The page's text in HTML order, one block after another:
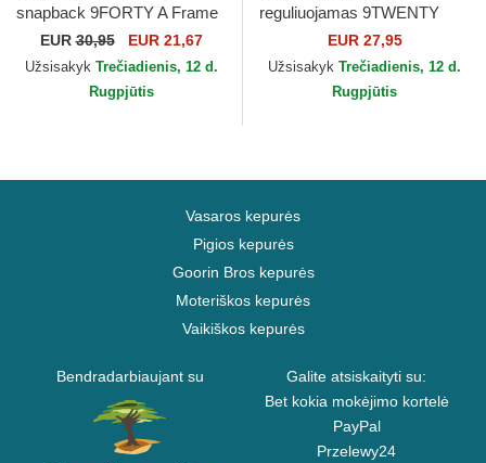
snapback 9FORTY A Frame
Tonal Chicago Bulls NBA
New Era
EUR30,95 EUR 21,67
Užsisakyk Trečiadienis, 12 d.
Rugpjūtis
reguliuojamas 9TWENTY
Core Classic Pittsburgh
Pirates MLB New Era
EUR 27,95
Užsisakyk Trečiadienis, 12 d.
Rugpjūtis
Vasaros kepurės
Pigios kepurės
Goorin Bros kepurės
Moteriškos kepurės
Vaikiškos kepurės
Bendradarbiaujant su
Galite atsiskaityti su:
Bet kokia mokėjimo kortelė
PayPal
Przelewy24